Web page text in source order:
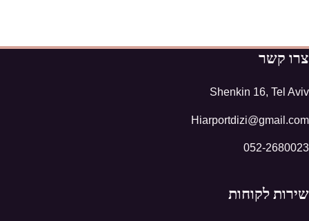
צרו קשר
Shenkin 16, Tel Aviv
Hiarportdizi@gmail.com
052-2680023
שירות לקוחות